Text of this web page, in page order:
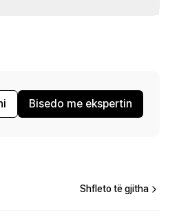
Bisedo me ekspertin
Shfleto të gjitha